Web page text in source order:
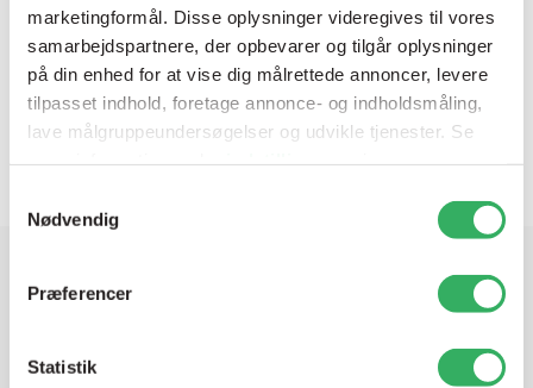
marketingformål. Disse oplysninger videregives til vores
samarbejdspartnere, der opbevarer og tilgår oplysninger
på din enhed for at vise dig målrettede annoncer, levere
tilpasset indhold, foretage annonce- og indholdsmåling,
lave målgruppeundersøgelser og udvikle tjenester. Se
tilbage eller ændre indstillinger fra vores
"Cookiedeklaration", eller ved at trykke på "Privacy
Nødvendig
Præferencer
Statistik
1K Etch Primer Spray
Medium Grå - SG5
VARENR :
P565-
9085/E0.4
På
lager
Enhed:
400ML
Datablade
Se alle
Har du brug for hjælp? Vi sidder
klar ved telefonen